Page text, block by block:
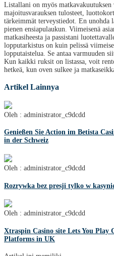
Listallani on myös
majoitusvarauksen tulosteet,
tärkeimmät terveystiedot. En unohda
pienen ensiapulaukun. Viimeisenä
matkasiheesta ja passistani
lopputarkistus on kuin pelissä
lopputaistelua. Se antaa varmuuden
Kun kaikki ruksit on listassa, voit
hetkeä, kun oven sulkee ja
Artikel Lainnya
Oleh : administrator_c9dcdd
Genießen Sie Action im Betista
in der Schweiz
Oleh : administrator_c9dcdd
Rozrywka bez presji tylko w
Oleh : administrator_c9dcdd
Xtraspin Casino site Lets You
Platforms in UK